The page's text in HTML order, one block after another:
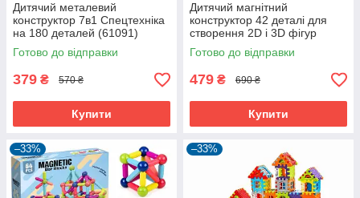
Дитячий металевий
конструктор 7в1 Спецтехніка
на 180 деталей (61091)
Готово до відправки
379 ₴ 570 ₴
Купити
Дитячий магнітний
конструктор 42 деталі для
створення 2D і 3D фігур
(61092)
Готово до відправки
479 ₴ 690 ₴
Купити
–33% –33%